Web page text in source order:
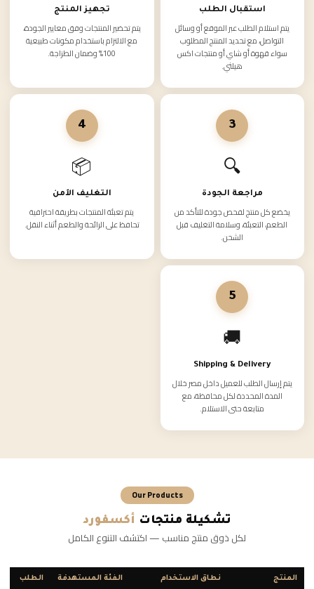
استقبال الطلب
يتم استلام الطلب عبر الموقع أو وسائل
التواصل، مع تحديد المنتج المطلوب
سواء قهوة أو شاي أو منتجات اكس
هيلثي.
تجهيز المنتج
يتم تحضير المنتجات وفق معايير الجودة،
مع الالتزام باستخدام مكونات طبيعية
100% وضمان الطزاجة.
3
🔍
مراجعة الجودة
يخضع كل منتج لفحص جودة للتأكد من
الطعم، التعبئة، وسلامة التغليف قبل
الشحن.
4
📦
التغليف الآمن
يتم تعبئة المنتجات بطريقة احترافية
تحافظ على الرائحة والطعم أثناء النقل.
5
🚚
Shipping & Delivery
يتم إرسال الطلب للعميل داخل مصر خلال
المدة المحددة لكل محافظة، مع
متابعة حتى الاستلام.
Our Products
تشكيلة منتجات أكسفورد
لكل ذوق منتج مناسب — اكتشف التنوع الكامل
المنتج نطاق الاستخدام الفئة المستهدفة الطلب